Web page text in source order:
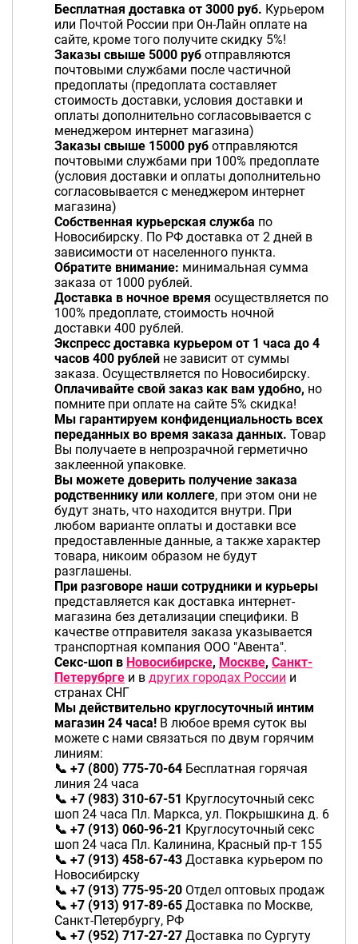
Бесплатная доставка от 3000 руб. Курьером
или Почтой России при Он-Лайн оплате на
сайте, кроме того получите скидку 5%!
Заказы свыше 5000 руб отправляются
почтовыми службами после частичной
предоплаты (предоплата составляет
стоимость доставки, условия доставки и
оплаты дополнительно согласовывается с
менеджером интернет магазина)
Заказы свыше 15000 руб отправляются
почтовыми службами при 100% предоплате
(условия доставки и оплаты дополнительно
согласовывается с менеджером интернет
магазина)
Собственная курьерская служба по
Новосибирску. По РФ доставка от 2 дней в
зависимости от населенного пункта.
Обратите внимание: минимальная сумма
заказа от 1000 рублей.
Доставка в ночное время осуществляется по
100% предоплате, стоимость ночной
доставки 400 рублей.
Экспресс доставка курьером от 1 часа до 4
часов 400 рублей не зависит от суммы
заказа. Осуществляется по Новосибирску.
Оплачивайте свой заказ как вам удобно, но
помните при оплате на сайте 5% скидка!
Мы гарантируем конфиденциальность всех
переданных во время заказа данных. Товар
Вы получаете в непрозрачной герметично
заклеенной упаковке.
Вы можете доверить получение заказа
родственнику или коллеге, при этом они не
будут знать, что находится внутри. При
любом варианте оплаты и доставки все
предоставленные данные, а также характер
товара, никоим образом не будут
разглашены.
При разговоре наши сотрудники и курьеры
представляется как доставка интернет-
магазина без детализации специфики. В
качестве отправителя заказа указывается
транспортная компания ООО "Авента".
Секс-шоп в Новосибирске, Москве, Санкт-
Петерубрге и в других городах России и
странах СНГ
Мы действительно круглосуточный интим
магазин 24 часа! В любое время суток вы
можете с нами связаться по двум горячим
линиям:
📞 +7 (800) 775-70-64 Бесплатная горячая
линия 24 часа
📞 +7 (983) 310-67-51 Круглосуточный секс
шоп 24 часа Пл. Маркса, ул. Покрышкина д. 6
📞 +7 (913) 060-96-21 Круглосуточный секс
шоп 24 часа Пл. Калинина, Красный пр-т 155
📞 +7 (913) 458-67-43 Доставка курьером по
Новосибирску
📞 +7 (913) 775-95-20 Отдел оптовых продаж
📞 +7 (913) 917-89-65 Доставка по Москве,
Санкт-Петербургу, РФ
📞 +7 (952) 717-27-27 Доставка по Сургуту